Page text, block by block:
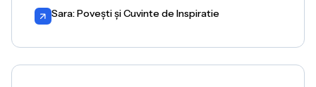
Sara: Povești și Cuvinte de Inspiratie